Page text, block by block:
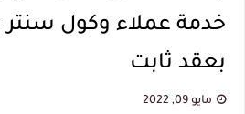
بعقد ثابت
مايو 09, 2022